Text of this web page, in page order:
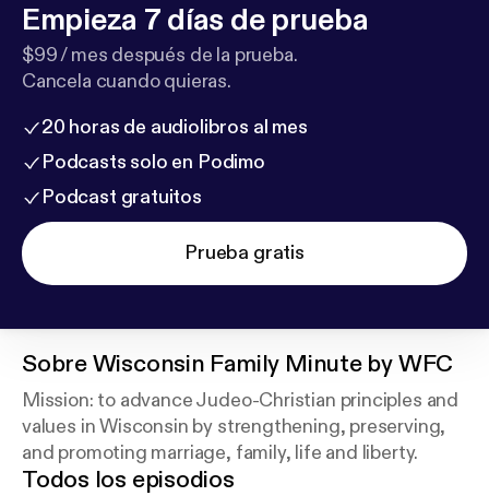
Empieza 7 días de prueba
$99 / mes después de la prueba.
Cancela cuando quieras.
20 horas de audiolibros al mes
Podcasts solo en Podimo
Podcast gratuitos
Prueba gratis
SobreWisconsin Family Minute by WFC
Mission: to advance Judeo-Christian principles and
values in Wisconsin by strengthening, preserving,
and promoting marriage, family, life and liberty.
Todos los episodios